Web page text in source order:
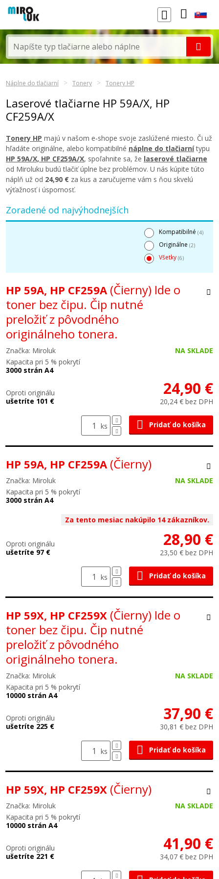
Náplne do tlačiarní Tonery Tonery HP
Laserové tlačiarne HP 59A/X, HP
CF259A/X
Tonery HP majú v našom e-shope svoje zaslúžené miesto. Či už
hľadáte originálne, alebo kompatibilné náplne do tlačiarnítypu
HP 59A/X, HP CF259A/X, spoľahnite sa, že laserové tlačiarne
od Miroluku budú tlačiť úplne bez problémov. U nás kúpite túto
náplň už od 24,90 € za kus a zaručujeme vám s ňou skvelú
výťažnosť i úspornosť.
Zoradené od najvýhodnejších
Kompatibilné (4)
Originálne (2)
Všetky (6)
HP 59A, HP CF259A (Čierny) Ide o
toner bez čipu. Čip nutné
preložiť z pôvodného
originálneho tonera.
Značka: Miroluk
NA SKLADE
Kapacita pri 5 % pokrytí
3000 strán A4
Oproti originálu
ušetríte 101 €
24,90 €
20,24 € bez DPH
ks Pridať do košíka
HP 59A, HP CF259A (Čierny)
Značka: Miroluk
NA SKLADE
Kapacita pri 5 % pokrytí
3000 strán A4
Za tento mesiac nakúpilo 14 zákazníkov.
Oproti originálu
ušetríte 97 €
28,90 €
23,50 € bez DPH
ks Pridať do košíka
HP 59X, HP CF259X (Čierny) Ide o
toner bez čipu. Čip nutné
preložiť z pôvodného
originálneho tonera.
Značka: Miroluk
NA SKLADE
Kapacita pri 5 % pokrytí
10000 strán A4
Oproti originálu
ušetríte 225 €
37,90 €
30,81 € bez DPH
ks Pridať do košíka
HP 59X, HP CF259X (Čierny)
Značka: Miroluk
NA SKLADE
Kapacita pri 5 % pokrytí
10000 strán A4
Oproti originálu
ušetríte 221 €
41,90 €
34,07 € bez DPH